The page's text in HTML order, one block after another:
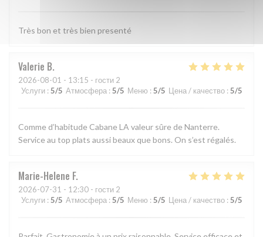
Très bon et très bien presenté
Valerie B
2026-08-01 - 13:15 - гости 2
Услуги : 5/5 Атмосфера : 5/5 Меню : 5/5 Цена / качество : 5/5
Comme d’habitude Cabane LA valeur sûre de Nanterre.
Service au top plats aussi beaux que bons. On s’est régalés.
Marie-Helene F
2026-07-31 - 12:30 - гости 2
Услуги : 5/5 Атмосфера : 5/5 Меню : 5/5 Цена / качество : 5/5